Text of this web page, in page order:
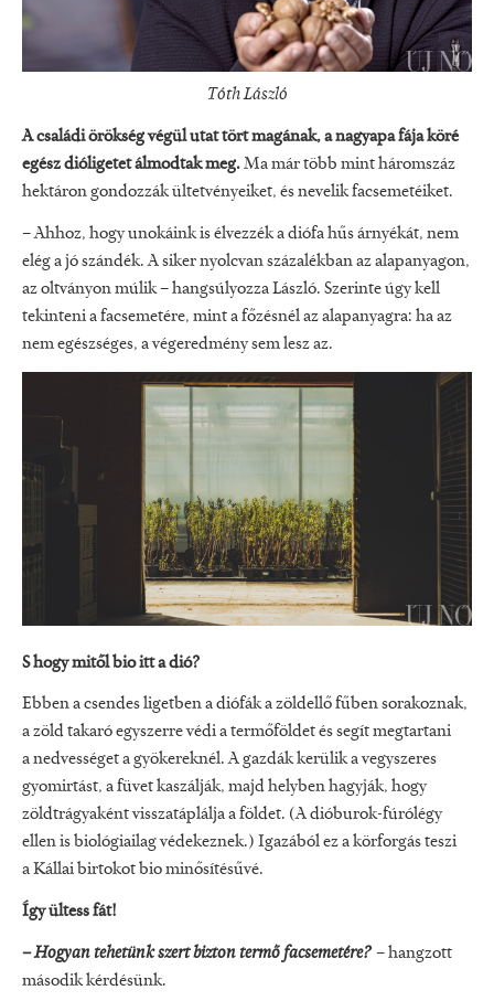
Tóth László
A családi örökség végül utat tört magának, a nagyapa fája köré
egész dióligetet álmodtak meg.Ma már több mint háromszáz
hektáron gondozzák ültetvényeiket, és nevelik facsemetéiket.
– Ahhoz, hogy unokáink is élvezzék a diófa hűs árnyékát, nem
elég a jó szándék. A siker nyolcvan százalékban az alapanyagon,
az oltványon múlik – hangsúlyozza László. Szerinte úgy kell
tekinteni a facsemetére, mint a főzésnél az alapanyagra: ha az
nem egészséges, a végeredmény sem lesz az.
S hogy mitől bio itt a dió?
Ebben a csendes ligetben a diófák a zöldellő fűben sorakoznak,
a zöld takaró egyszerre védi a termőföldet és segít megtartani
a nedvességet a gyökereknél. A gazdák kerülik a vegyszeres
gyomirtást, a füvet kaszálják, majd helyben hagyják, hogy
zöldtrágyaként visszatáplálja a földet. (A dióburok-fúrólégy
ellen is biológiailag védekeznek.) Igazából ez a körforgás teszi
a Kállai birtokot bio minősítésűvé.
Így ültess fát!
– Hogyan tehetünk szert bizton termő facsemetére? – hangzott
második kérdésünk.